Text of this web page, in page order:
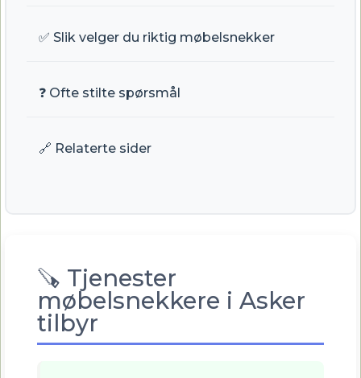
✅ Slik velger du riktig møbelsnekker
❓ Ofte stilte spørsmål
🔗 Relaterte sider
🪚 Tjenester
møbelsnekkere i Asker
tilbyr